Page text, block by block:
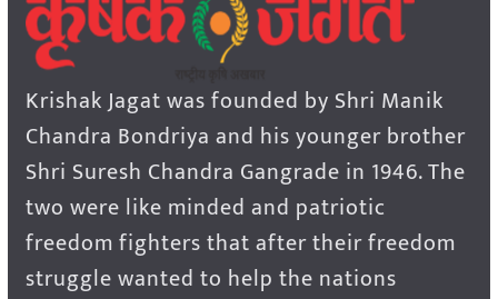
Krishak Jagat was founded by Shri Manik
Chandra Bondriya and his younger brother
Shri Suresh Chandra Gangrade in 1946. The
two were like minded and patriotic
freedom fighters that after their freedom
struggle wanted to help the nations